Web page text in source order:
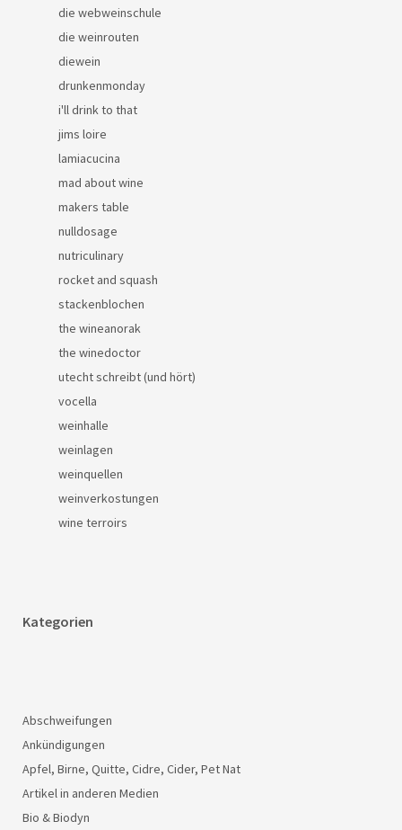
die webweinschule
die weinrouten
diewein
drunkenmonday
i'll drink to that
jims loire
lamiacucina
mad about wine
makers table
nulldosage
nutriculinary
rocket and squash
stackenblochen
the wineanorak
the winedoctor
utecht schreibt (und hört)
vocella
weinhalle
weinlagen
weinquellen
weinverkostungen
wine terroirs
Kategorien
Abschweifungen
Ankündigungen
Apfel, Birne, Quitte, Cidre, Cider, Pet Nat
Artikel in anderen Medien
Bio & Biodyn